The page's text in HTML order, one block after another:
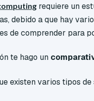
requiere un
debido a que hay
de comprender para
te hago un
existen varios tipos